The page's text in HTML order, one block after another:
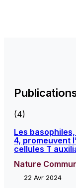
(4)
Les
4, promeuvent
cellules T
Nature
22 Avr 2024